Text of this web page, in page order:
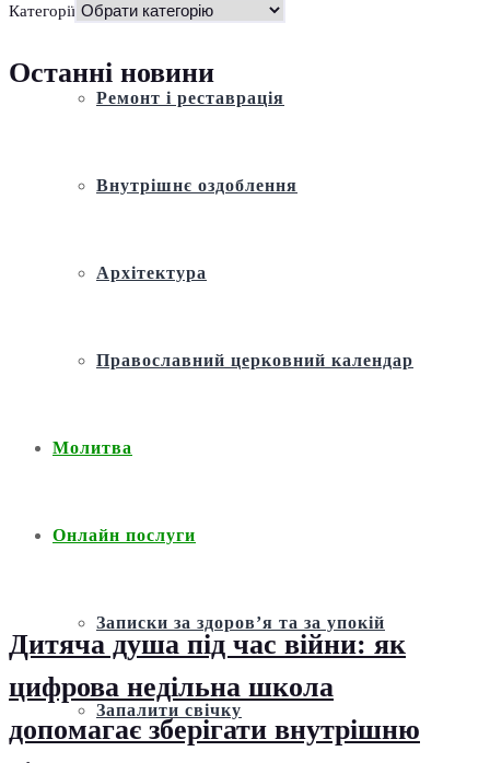
Історія
Ремонт і реставрація
Внутрішнє оздоблення
Архітектура
Православний церковний календар
Молитва
Онлайн послуги
Записки за здоров’я та за упокій
Запалити свічку
Категорії
Останні новини
Дитяча душа під час війни: як
цифрова недільна школа
допомагає зберігати внутрішню